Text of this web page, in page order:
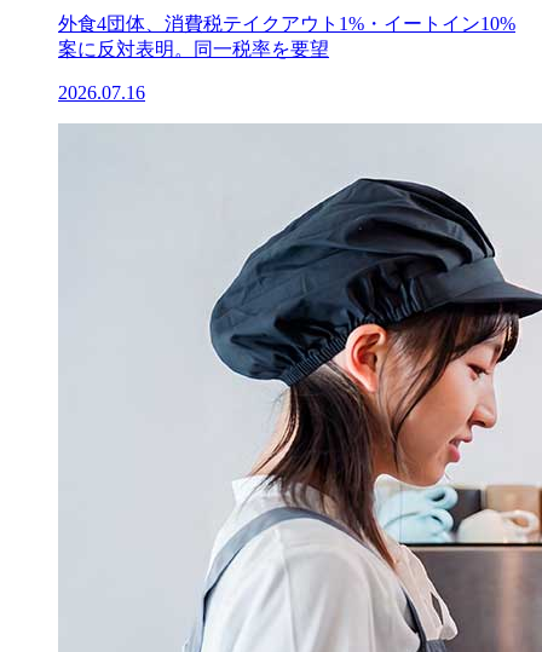
外食4団体、消費税テイクアウト1%・イートイン10%
案に反対表明。同一税率を要望
2026.07.16